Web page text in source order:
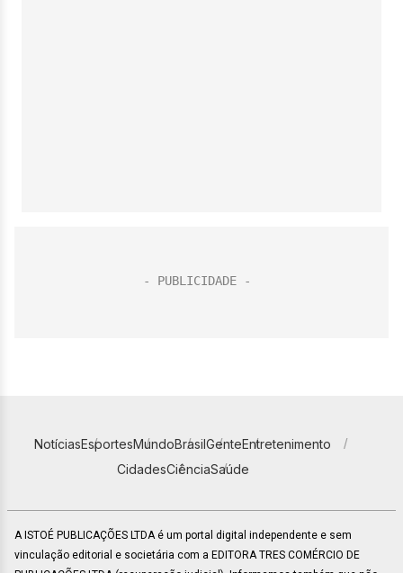
NotíciasEsportesMundoBrasilGenteEntretenimento
CidadesCiênciaSaúde
A ISTOÉ PUBLICAÇÕES LTDA é um portal digital independente e sem
vinculação editorial e societária com a EDITORA TRES COMÉRCIO DE